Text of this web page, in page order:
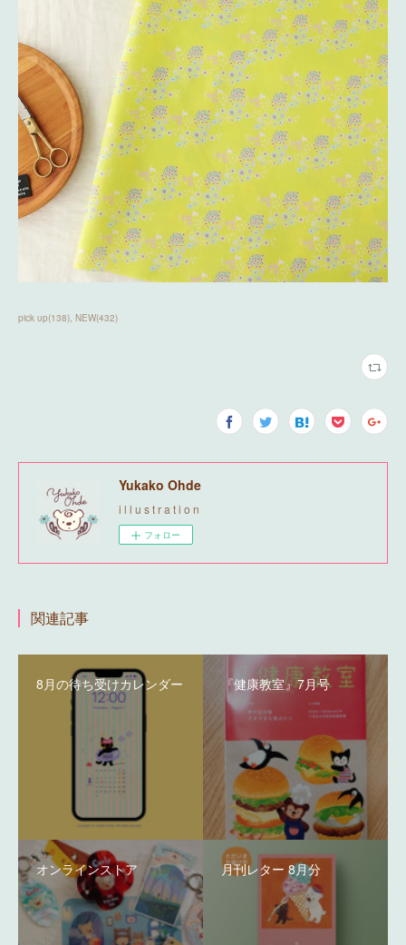
pick up(138) NEW(432)
Yukako Ohde
i l l u s t r a t i o n
フォロー
関連記事
8月の待ち受けカレンダー 『健康教室』7月号
オンラインストア 月刊レター 8月分